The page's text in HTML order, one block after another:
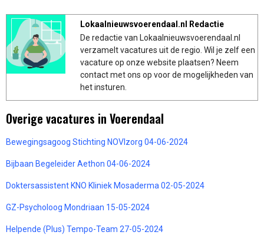
Lokaalnieuwsvoerendaal.nl Redactie
De redactie van Lokaalnieuwsvoerendaal.nl
verzamelt vacatures uit de regio. Wil je zelf een
vacature op onze website plaatsen? Neem
contact met ons op voor de mogelijkheden van
het insturen.
Overige vacatures in Voerendaal
Bewegingsagoog Stichting NOVIzorg 04-06-2024
Bijbaan Begeleider Aethon 04-06-2024
Doktersassistent KNO Kliniek Mosaderma 02-05-2024
GZ-Psycholoog Mondriaan 15-05-2024
Helpende (Plus) Tempo-Team 27-05-2024